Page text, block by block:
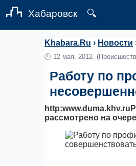
Хабаровск 🔍
Khabara.Ru › Новости
🕛 12 мая, 2012.
Работу по
рассмотрено на